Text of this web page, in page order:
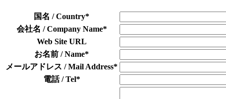
国名 / Country*
会社名 / Company Name*
Web Site URL
お名前 / Name*
メールアドレス / Mail Address*
電話 / Tel*